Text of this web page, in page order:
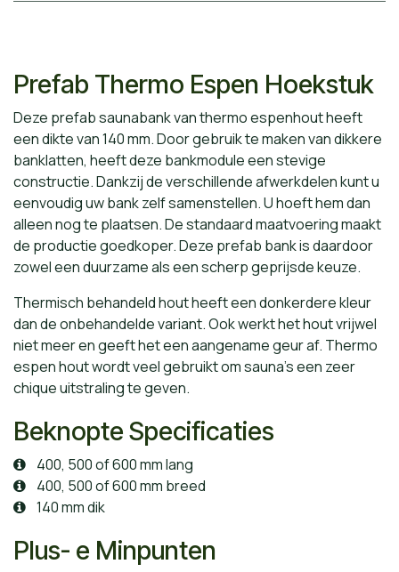
Prefab Thermo Espen Hoekstuk
Deze prefab saunabank van thermo espenhout heeft
een dikte van 140 mm. Door gebruik te maken van dikkere
banklatten, heeft deze bankmodule een stevige
constructie. Dankzij de verschillende afwerkdelen kunt u
eenvoudig uw bank zelf samenstellen. U hoeft hem dan
alleen nog te plaatsen. De standaard maatvoering maakt
de productie goedkoper. Deze prefab bank is daardoor
zowel een duurzame als een scherp geprijsde keuze.
Thermisch behandeld hout heeft een donkerdere kleur
dan de onbehandelde variant. Ook werkt het hout vrijwel
niet meer en geeft het een aangename geur af. Thermo
espen hout wordt veel gebruikt om sauna's een zeer
chique uitstraling te geven.
Beknopte Specificaties
400, 500 of 600 mm lang
400, 500 of 600 mm breed
140 mm dik
Plus- e Minpunten